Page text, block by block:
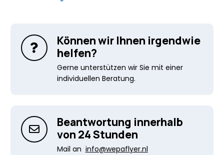
Können wir Ihnen irgendwie
helfen?
Gerne unterstützen wir Sie mit einer
individuellen Beratung.
Beantwortung innerhalb
von 24 Stunden
Mail an info@wepaflyer.nl